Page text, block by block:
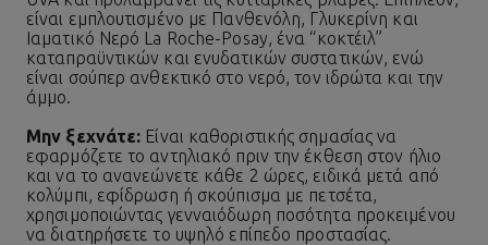
είναι εμπλουτισμένο με Πανθενόλη, Γλυκερίνη και
Ιαματικό Νερό La Roche-Posay, ένα “κοκτέιλ”
καταπραϋντικών και ενυδατικών συστατικών, ενώ
είναι σούπερ ανθεκτικό στο νερό, τον ιδρώτα και την
άμμο.
Μην ξεχνάτε: Είναι καθοριστικής σημασίας να
εφαρμόζετε το αντηλιακό πριν την έκθεση στον ήλιο
και να το ανανεώνετε κάθε 2 ώρες, ειδικά μετά από
κολύμπι, εφίδρωση ή σκούπισμα με πετσέτα,
χρησιμοποιώντας γενναιόδωρη ποσότητα προκειμένου
να διατηρήσετε το υψηλό επίπεδο προστασίας.